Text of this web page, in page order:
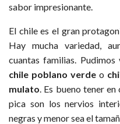
sabor impresionante.
El chile es el gran
Hay mucha variedad,
cuantas familias.
chile poblano verde o
mulato. Es bueno tener en
pica son los nervios
negras y menor sea el